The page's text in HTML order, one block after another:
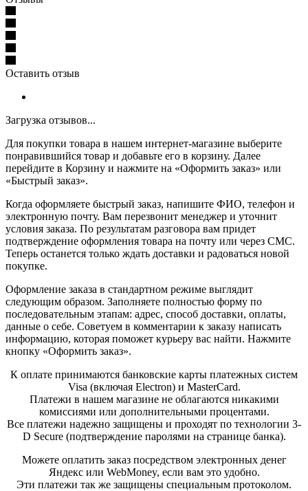
Оставить отзыв
Загрузка отзывов...
Для покупки товара в нашем интернет-магазине выберите
понравившийся товар и добавьте его в корзину. Далее
перейдите в Корзину и нажмите на «Оформить заказ» или
«Быстрый заказ».
Когда оформляете быстрый заказ, напишите ФИО, телефон и
электронную почту. Вам перезвонит менеджер и уточнит
условия заказа. По результатам разговора вам придет
подтверждение оформления товара на почту или через СМС.
Теперь останется только ждать доставки и радоваться новой
покупке.
Оформление заказа в стандартном режиме выглядит
следующим образом. Заполняете полностью форму по
последовательным этапам: адрес, способ доставки, оплаты,
данные о себе. Советуем в комментарии к заказу написать
информацию, которая поможет курьеру вас найти. Нажмите
кнопку «Оформить заказ».
К оплате принимаются банковские карты платежных систем
Visa (включая Electron) и MasterCard.
Платежи в нашем магазине не облагаются никакими
комиссиями или дополнительными процентами.
Все платежи надежно защищены и проходят по технологии 3-
D Secure (подтверждение паролями на странице банка).
Можете оплатить заказ посредством электронных денег
Яндекс или WebMoney, если вам это удобно.
Эти платежи так же защищены специальным протоколом.